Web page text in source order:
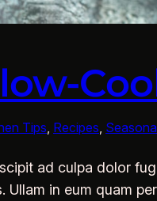
Tips, Recipes,
ad culpa dolor
in eum quam